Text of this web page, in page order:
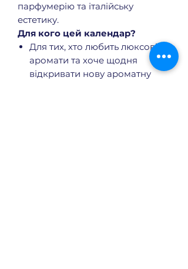
парфумерію та італійську
естетику.
Для кого цей календар?
Для тих, хто любить люксові
аромати та хоче щодня
відкривати нову ароматну